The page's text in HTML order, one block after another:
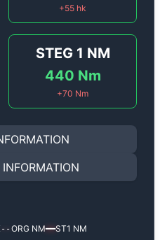
+55 hk
STEG 1 NM
440 Nm
+70 Nm
Audi A6 45 TFSI (2.0T) -
till300 hkoch
lägre
vi ett antal
för din bil
efter optimering
--ORG NM━━ST1 NM